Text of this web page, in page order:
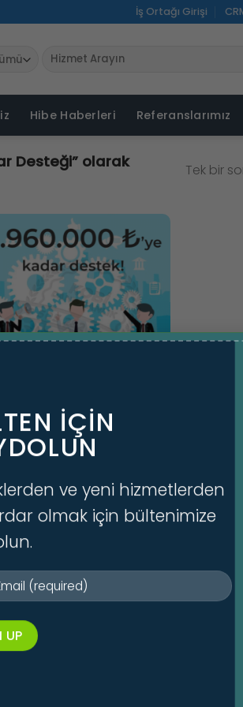
IÇIN
ve yeni hizmetlerden
olmak için bültenimize
İş Ortağı Girişi
Ara:
Hibe Haberleri Referanslarımız
Desteği” olarak
Tek bir
HIZMETLER
Geliştirme Destekleri